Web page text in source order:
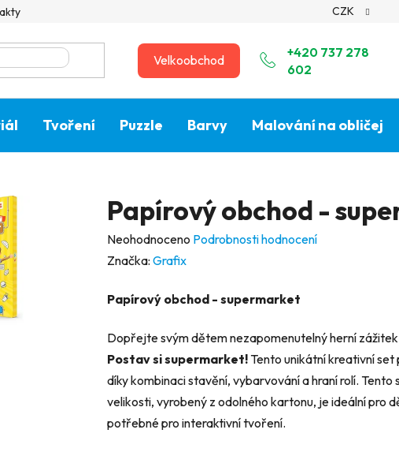
CZK
Velkoobchod
+420 737 278
602
Tvoření Puzzle Barvy Malování na obličej
Papírový obchod -
Průměrné
hodnocení
je
z
5
hvězdiček.
Neohodnoceno Podrobnosti hodnocení
Značka: Grafix
Papírový obchod - supermarket
Dopřejte svým dětem nezapomenutelný herní
Postav si supermarket! Tento unikátní kreativní
díky kombinaci stavění, vybarvování a hraní rolí.
velikosti, vyrobený z odolného kartonu, je ideální pro
potřebné pro interaktivní tvoření.